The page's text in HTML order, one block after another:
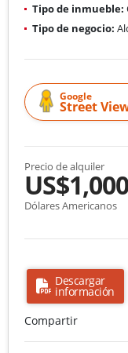
Tipo de inmueble:
Tipo de negocio:
Google
Street
Precio de alquiler
US$1,000
Dólares Americanos
Descargar
información
Compartir